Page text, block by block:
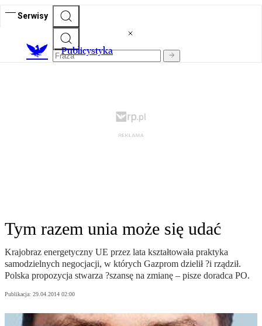
Serwisy
Publicystyka
Tym razem unia może się udać
Krajobraz energetyczny UE przez lata kształtowała praktyka
samodzielnych negocjacji, w których Gazprom dzielił ?i rządził.
Polska propozycja stwarza ?szansę na zmianę – pisze doradca PO.
Publikacja: 29.04.2014 02:00